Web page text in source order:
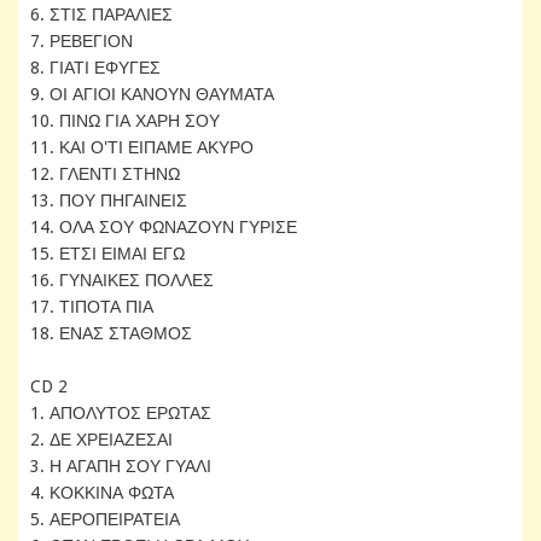
6. ΣΤΙΣ ΠΑΡΑΛΙΕΣ
7. ΡΕΒΕΓΙΟΝ
8. ΓΙΑΤΙ ΕΦΥΓΕΣ
9. ΟΙ ΑΓΙΟΙ ΚΑΝΟΥΝ ΘΑΥΜΑΤΑ
10. ΠΙΝΩ ΓΙΑ ΧΑΡΗ ΣΟΥ
11. ΚΑΙ Ο'ΤΙ ΕΙΠΑΜΕ ΑΚΥΡΟ
12. ΓΛΕΝΤΙ ΣΤΗΝΩ
13. ΠΟΥ ΠΗΓΑΙΝΕΙΣ
14. ΟΛΑ ΣΟΥ ΦΩΝΑΖΟΥΝ ΓΥΡΙΣΕ
15. ΕΤΣΙ ΕΙΜΑΙ ΕΓΩ
16. ΓΥΝΑΙΚΕΣ ΠΟΛΛΕΣ
17. ΤΙΠΟΤΑ ΠΙΑ
18. ΕΝΑΣ ΣΤΑΘΜΟΣ
CD 2
1. ΑΠΟΛΥΤΟΣ ΕΡΩΤΑΣ
2. ΔΕ ΧΡΕΙΑΖΕΣΑΙ
3. Η ΑΓΑΠΗ ΣΟΥ ΓΥΑΛΙ
4. ΚΟΚΚΙΝΑ ΦΩΤΑ
5. ΑΕΡΟΠΕΙΡΑΤΕΙΑ